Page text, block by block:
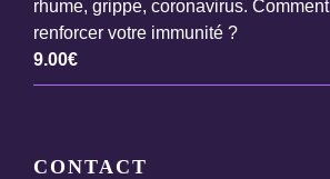
rhume, grippe, coronavirus. Comment
renforcer votre immunité ?
9.00€
CONTACT